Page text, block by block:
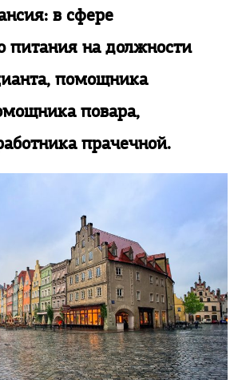
в сфере
питания на должности
помощника
повара,
прачечной.